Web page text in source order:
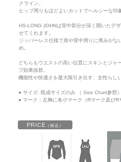
クライン。
ヒップ周りもほどよいカットでヘルシーな印
HS-LONG JOHNは背中部分が深く開いたデ
せてくれます。
ジッパーレス仕様で肩や背中周りに厚みがな
め。
どちらもウエストの高い位置にスキンとジャ
プ効果抜群。
機能性や快適さを最大限引き出す、女性らし
● サイズ: 既成サイズのみ （ Size Chart参照）
● マーク：左胸に各小マーク（Rマーク及びR
PRICE （税込）